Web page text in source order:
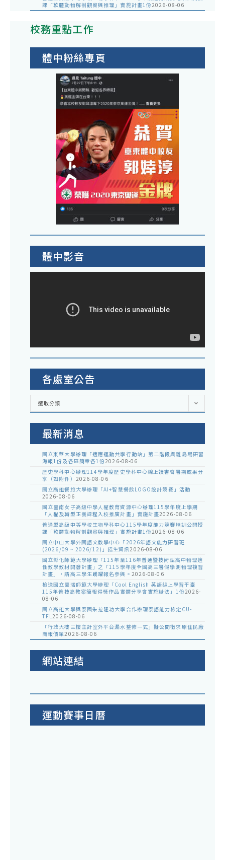
課「軟體動物解剖觀察與推理」實施計畫1份2026-08-06
校務重點工作
體中粉絲專頁
體中影音
各處室公告
各
室
選取分類
最新消息
國立東華大學辦理「適應運動共學行動站」第二階段與離島場研習
海報1份及各區簡章各1份2026-08-06
歷史學科中心辦理114學年度歷史學科中心線上讀書會暑期成果分
享（如附件） 2026-08-06
國立高雄餐旅大學辦理「AI+智慧餐飲LOGO設計競賽」活動
2026-08-06
國立臺南女子高級中學人權教育資源中心辦理115學年度上學期
「人權及轉型正義課程入校推廣計畫」實施計畫2026-08-06
普通型高級中等學校生物學科中心115學年度能力競賽培訓公開授
課「軟體動物解剖觀察與推理」實施計畫1份2026-08-06
國立中山大學外國語文教學中心「2026年語文能力研習班
(2026/09 ~ 2026/12)」招生資訊2026-08-06
國立彰化師範大學辦理「115年至116年普通暨技術型高中物理適
性教學教材開發計畫」之「115學年度全國高三暑假學測物理複習
計畫」，請高三學生踴躍報名參與。 2026-08-06
檢送國立臺灣師範大學辦理「Cool English 英語線上學習平臺
115年普技高教案簡報得獎作品實體分享會實施辦法」1份2026-
08-06
國立高雄大學與泰國朱拉隆功大學合作辦理泰語能力檢定CU-
TFL2026-08-06
「行政大樓三樓主計室外平台漏水整修一式」擬公開徵求原住民廠
商報價單2026-08-06
網站連結
運動賽事日曆